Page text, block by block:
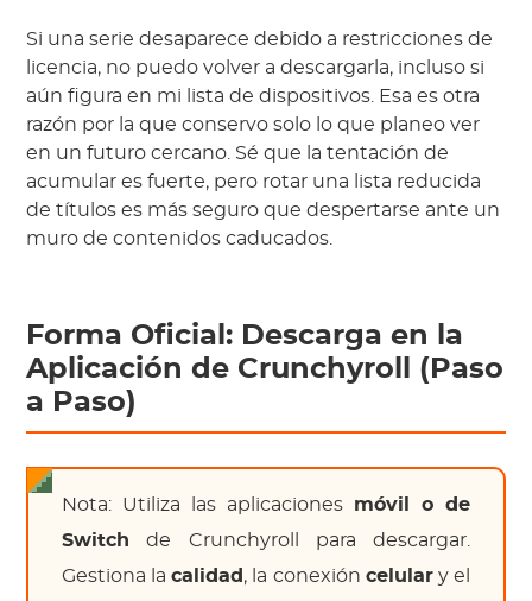
Si una serie desaparece debido a restricciones de
licencia, no puedo volver a descargarla, incluso si
aún figura en mi lista de dispositivos. Esa es otra
razón por la que conservo solo lo que planeo ver
en un futuro cercano. Sé que la tentación de
acumular es fuerte, pero rotar una lista reducida
de títulos es más seguro que despertarse ante un
muro de contenidos caducados.
Forma Oficial: Descarga en la
Aplicación de Crunchyroll (Paso
a Paso)
Nota: Utiliza las aplicaciones móvil o de
Switch de Crunchyroll para descargar.
Gestiona lacalidad , la conexión celulary el